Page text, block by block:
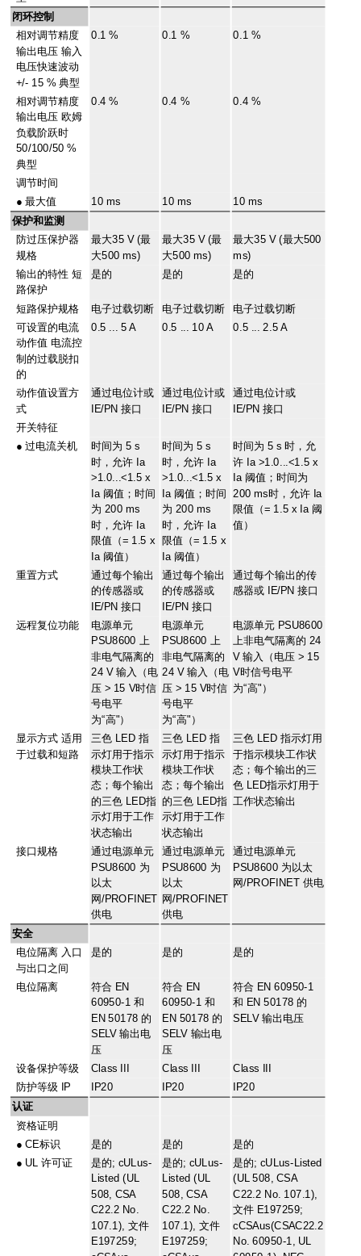
闭环控制
相对调节精度
输出电压 输入
电压快速波动
+/- 15 % 典型
0.1 % 0.1 % 0.1 %
相对调节精度
输出电压 欧姆
负载阶跃时
50/100/50 %
典型
0.4 % 0.4 % 0.4 %
调节时间
●最大值 10 ms 10 ms 10 ms
保护和监测
防过压保护器
规格
最大35 V (最
大500 ms)
最大35 V (最
大500 ms)
最大35 V (最大500
ms)
输出的特性 短
路保护
是的 是的 是的
短路保护规格 电子过载切断 电子过载切断 电子过载切断
可设置的电流
动作值 电流控
制的过载脱扣
的
0.5 ... 5 A 0.5 ... 10 A 0.5 ... 2.5 A
动作值设置方
式
通过电位计或
IE/PN 接口
通过电位计或
IE/PN 接口
通过电位计或
IE/PN 接口
开关特征
●过电流关机
时间为 5 s
时，允许 Ia
>1.0...<1.5 x
Ia 阈值；时间
为 200 ms
时，允许 Ia
限值（= 1.5 x
Ia 阈值）
时间为 5 s
时，允许 Ia
>1.0...<1.5 x
Ia 阈值；时间
为 200 ms
时，允许 Ia
限值（= 1.5 x
Ia 阈值）
时间为 5 s 时，允
许 Ia >1.0...<1.5 x
Ia 阈值；时间为
200 ms时，允许 Ia
限值（= 1.5 x Ia 阈
值）
重置方式 通过每个输出
的传感器或
IE/PN 接口
通过每个输出
的传感器或
IE/PN 接口
通过每个输出的传
感器或 IE/PN 接口
远程复位功能 电源单元
PSU8600 上
非电气隔离的
24 V 输入（电
压 > 15 V时信
号电平
为“高"）
电源单元
PSU8600 上
非电气隔离的
24 V 输入（电
压 > 15 V时信
号电平
为“高"）
电源单元 PSU8600
上非电气隔离的 24
V 输入（电压 > 15
V时信号电平
为“高"）
显示方式 适用
于过载和短路
三色 LED 指
示灯用于指示
模块工作状
态；每个输出
的三色 LED指
示灯用于工作
状态输出
三色 LED 指
示灯用于指示
模块工作状
态；每个输出
的三色 LED指
示灯用于工作
状态输出
三色 LED 指示灯用
于指示模块工作状
态；每个输出的三
色 LED指示灯用于
工作状态输出
接口规格 通过电源单元
PSU8600 为
以太
网/PROFINET
供电
通过电源单元
PSU8600 为
以太
网/PROFINET
供电
通过电源单元
PSU8600 为以太
网/PROFINET 供电
安全
电位隔离 入口
与出口之间
是的 是的 是的
电位隔离
符合 EN
60950-1 和
EN 50178 的
SELV 输出电
压
符合 EN
60950-1 和
EN 50178 的
SELV 输出电
压
符合 EN 60950-1
和 EN 50178 的
SELV 输出电压
设备保护等级 Class III Class III Class III
防护等级 IP IP20 IP20
IP20
认证
资格证明
●CE标识 是的 是的 是的
● UL 许可证
是的; cULus-
Listed (UL
508, CSA
C22.2 No.
107.1), 文件
E197259;
是的; cULus-
Listed (UL
508, CSA
C22.2 No.
107.1), 文件
E197259;
是的; cULus-Listed
(UL 508, CSA
C22.2 No. 107.1),
文件 E197259;
cCSAus(CSAC22.2
No. 60950-1, UL